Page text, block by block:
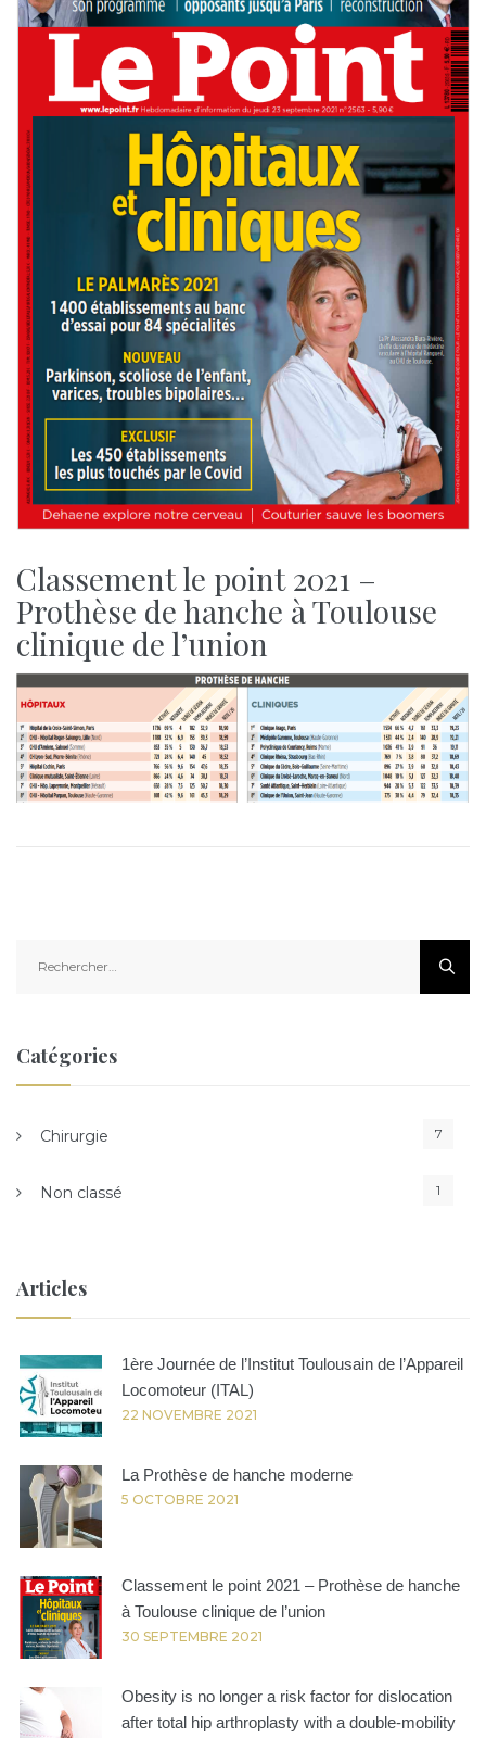
Classement le point 2021 –
Prothèse de hanche à Toulouse
clinique de l’union
Catégories
Chirurgie 7
Non classé 1
Articles
1ère Journée de l’Institut Toulousain de l’Appareil
Locomoteur (ITAL)
22 NOVEMBRE 2021
La Prothèse de hanche moderne
5 OCTOBRE 2021
Classement le point 2021 – Prothèse de hanche
à Toulouse clinique de l’union
30 SEPTEMBRE 2021
Obesity is no longer a risk factor for dislocation
after total hip arthroplasty with a double-mobility